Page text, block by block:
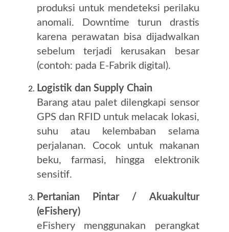
produksi untuk mendeteksi perilaku
anomali. Downtime turun drastis
karena perawatan bisa dijadwalkan
sebelum terjadi kerusakan besar
(contoh: pada E‑Fabrik digital).
Logistik dan Supply Chain
Barang atau palet dilengkapi sensor
GPS dan RFID untuk melacak lokasi,
suhu atau kelembaban selama
perjalanan. Cocok untuk makanan
beku, farmasi, hingga elektronik
sensitif.
Pertanian Pintar / Akuakultur
(eFishery)
eFishery menggunakan perangkat